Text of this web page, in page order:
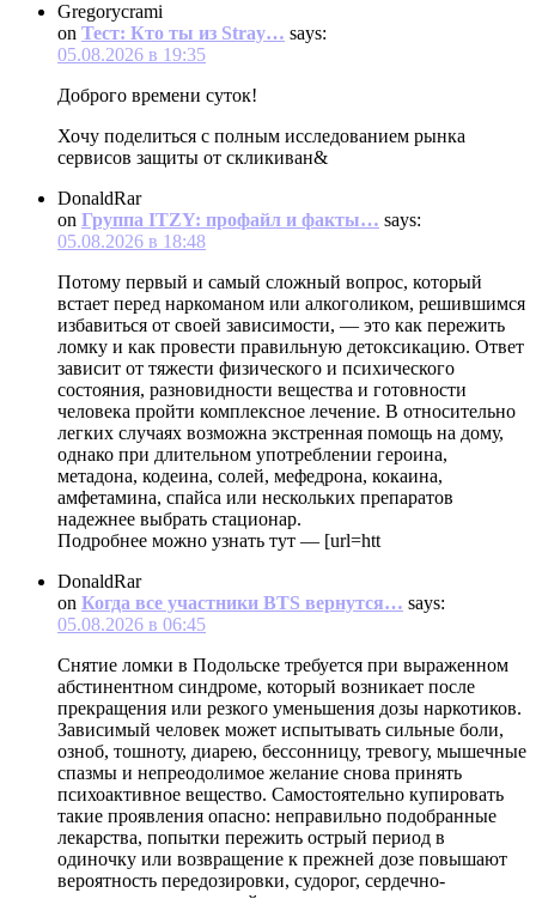
Gregorycrami
on Тест: Кто ты из Stray… says:
05.08.2026 в 19:35
Доброго времени суток!
Хочу поделиться с полным исследованием рынка
сервисов защиты от скликиван&
DonaldRar
on Группа ITZY: профайл и факты… says:
05.08.2026 в 18:48
Потому первый и самый сложный вопрос, который
встает перед наркоманом или алкоголиком, решившимся
избавиться от своей зависимости, — это как пережить
ломку и как провести правильную детоксикацию. Ответ
зависит от тяжести физического и психического
состояния, разновидности вещества и готовности
человека пройти комплексное лечение. В относительно
легких случаях возможна экстренная помощь на дому,
однако при длительном употреблении героина,
метадона, кодеина, солей, мефедрона, кокаина,
амфетамина, спайса или нескольких препаратов
надежнее выбрать стационар.
Подробнее можно узнать тут — [url=htt
DonaldRar
on Когда все участники BTS вернутся… says:
05.08.2026 в 06:45
Снятие ломки в Подольске требуется при выраженном
абстинентном синдроме, который возникает после
прекращения или резкого уменьшения дозы наркотиков.
Зависимый человек может испытывать сильные боли,
озноб, тошноту, диарею, бессонницу, тревогу, мышечные
спазмы и непреодолимое желание снова принять
психоактивное вещество. Самостоятельно купировать
такие проявления опасно: неправильно подобранные
лекарства, попытки пережить острый период в
одиночку или возвращение к прежней дозе повышают
вероятность передозировки, судорог, сердечно-